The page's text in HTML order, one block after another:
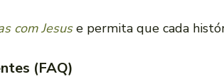
com Jesuse permita que cada
(FAQ)